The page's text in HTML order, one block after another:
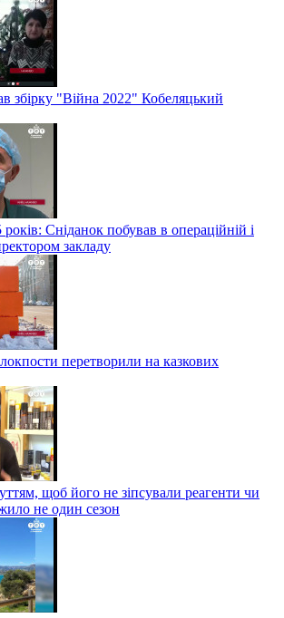
збірку "Війна 2022" Кобеляцький
років: Сніданок побував в операційній і
закладу
перетворили на казкових
щоб його не зіпсували реагенти чи
не один сезон